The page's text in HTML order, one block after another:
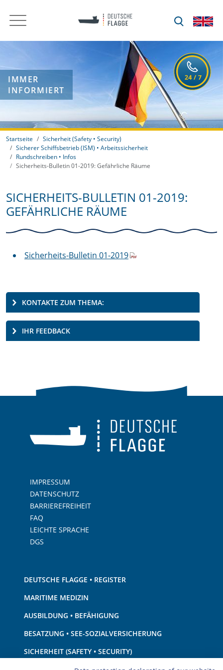
IMMER
INFORMIERT
Startseite
Sicherheit (Safety • Security)
Sicherer Schiffsbetrieb (ISM) • Arbeitssicherheit
Rundschreiben • Infos
Sicherheits-Bulletin 01-2019: Gefährliche Räume
SICHERHEITS-BULLETIN 01-2019:
GEFÄHRLICHE RÄUME
Sicherheits-Bulletin 01-2019
KONTAKTE ZUM THEMA:
IHR FEEDBACK
IMPRESSUM
DATENSCHUTZ
BARRIEREFREIHEIT
FAQ
LEICHTE SPRACHE
DGS
DEUTSCHE FLAGGE • REGISTER
MARITIME MEDIZIN
AUSBILDUNG • BEFÄHIGUNG
BESATZUNG • SEE-SOZIALVERSICHERUNG
SICHERHEIT (SAFETY • SECURITY)